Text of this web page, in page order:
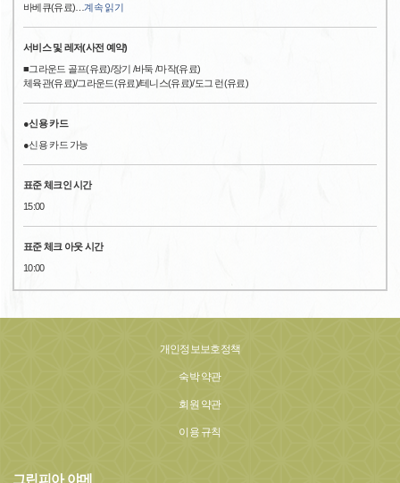
바베큐(유료)
계속 읽기
서비스 및 레저(사전 예약)
■그라운드 골프(유료)/장기 /바둑 /마작(유료)
체육관(유료)/그라운드(유료)/테니스(유료)/도그 런(유료)
●신용 카드
●신용 카드 가능
표준 체크인 시간
15:00
표준 체크 아웃 시간
10:00
개인정보보호정책
숙박 약관
회원 약관
이용 규칙
그린피아 야메